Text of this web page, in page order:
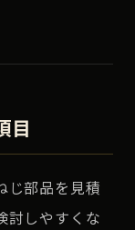
目
じ部品を見積
討しやすくな